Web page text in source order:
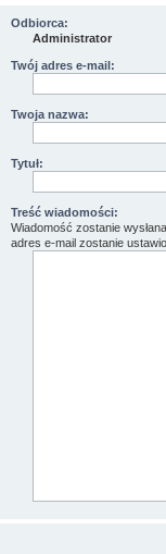
Odbiorca:
Administrator
Twój adres e-mail:
Twoja nazwa:
Tytuł:
Treść wiadomości:
Wiadomość zostanie
adres e-mail zostanie